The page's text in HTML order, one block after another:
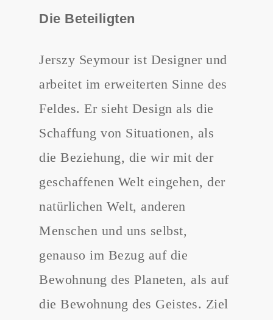
Die Beteiligten
Jerszy Seymour ist Designer und
arbeitet im erweiterten Sinne des
Feldes. Er sieht Design als die
Schaffung von Situationen, als
die Beziehung, die wir mit der
geschaffenen Welt eingehen, der
natürlichen Welt, anderen
Menschen und uns selbst,
genauso im Bezug auf die
Bewohnung des Planeten, als auf
die Bewohnung des Geistes. Ziel